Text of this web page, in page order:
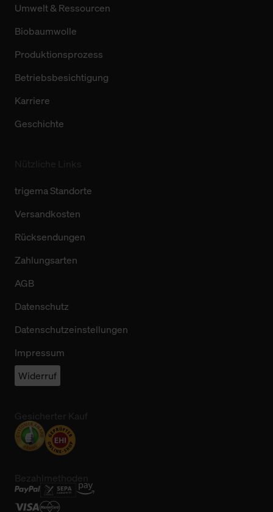
Umwelt & Ressourcen
Biobaumwolle
Produktionsprozess
Betriebsbesichtigung
Karriere
Geschichte
trigema Standorte
Versandkosten
Rücksendungen
Zahlungsarten
AGB
Datenschutz
Datenschutzeinstellungen
Impressum
Widerruf